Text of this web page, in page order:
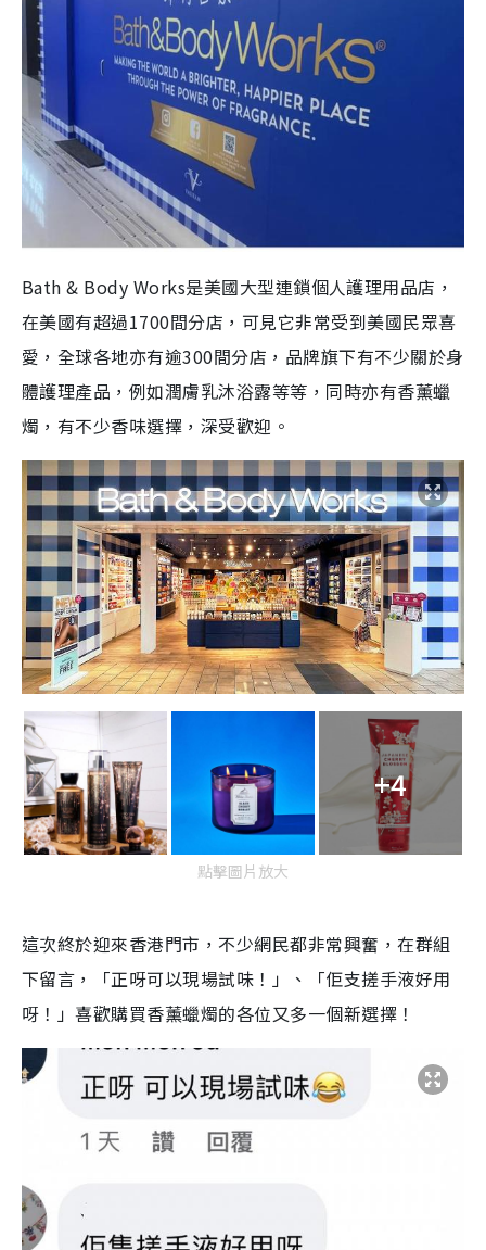
Bath & Body Works是美國大型連鎖個人護理用品店，
在美國有超過1700間分店，可見它非常受到美國民眾喜
愛， 全球各地亦有逾300間分店， 品牌旗下有不少關於身
體護理產品，例如潤膚乳沐浴露等等，同時亦有香薰蠟
燭，有不少香味選擇，深受歡迎。
+4
點擊圖片放大
這次終於迎來香港門市，不少網民都非常興奮，在群組
下留言，「正呀可以現場試味！」、「佢支搓手液好用
呀！」喜歡購買香薰蠟燭的各位又多一個新選擇！